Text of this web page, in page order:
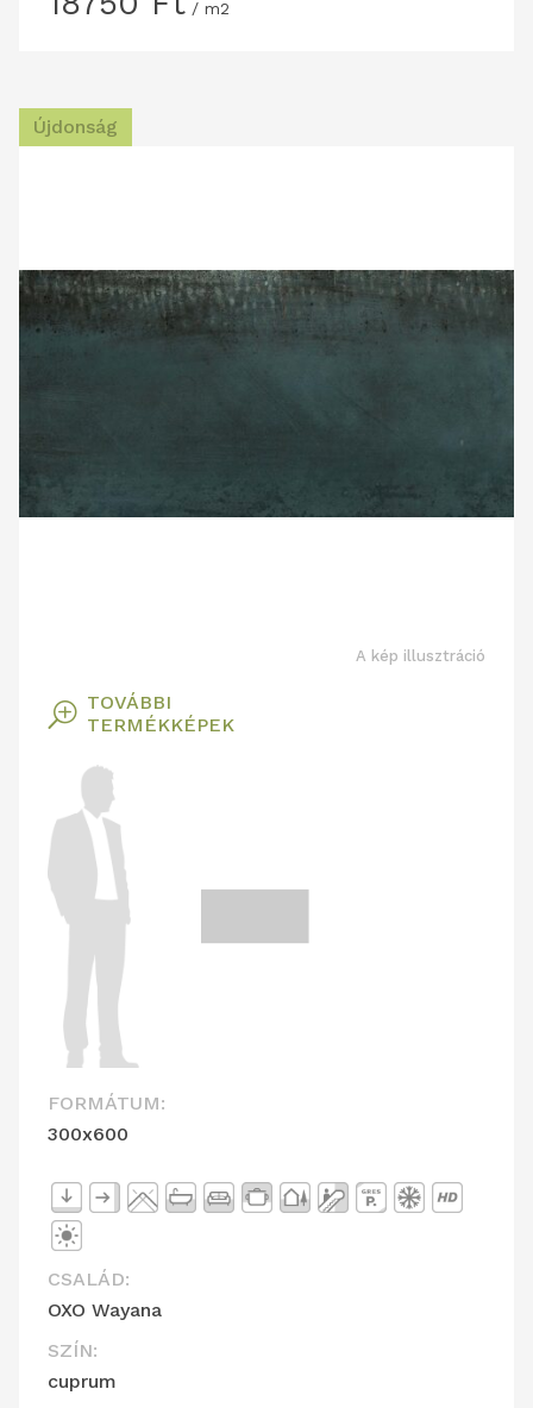
/ m2
Újdonság
A kép illusztráció
T TOVÁBBI
TERMÉKKÉPEK
FORMÁTUM:
300x600
CSALÁD:
OXO Wayana
SZÍN:
cuprum